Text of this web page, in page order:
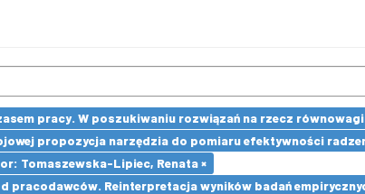
pracy. W poszukiwaniu rozwiązań na rzecz równowagi
propozycja narzędzia do pomiaru efektywności
Tomaszewska-Lipiec, Renata ×
pracodawców. Reinterpretacja wyników badań